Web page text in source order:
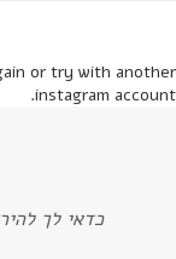
or try with another
instagram account.
כדאי לך